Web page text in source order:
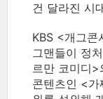
건 달라진 시
KBS <개그콘
그맨들이 정
르만 코미디
콘텐츠인 <가